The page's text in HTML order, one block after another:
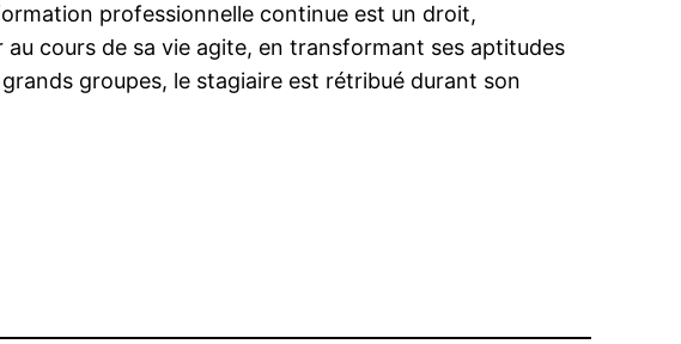
professionnelle continue est un droit,
cours de sa vie agite, en transformant ses aptitudes
groupes, le stagiaire est rétribué durant son